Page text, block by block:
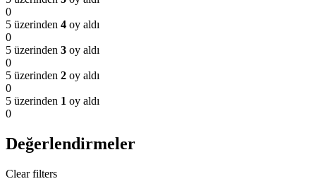
0
5 üzerinden 4 oy aldı
0
5 üzerinden 3 oy aldı
0
5 üzerinden 2 oy aldı
0
5 üzerinden 1 oy aldı
0
Değerlendirmeler
Clear filters